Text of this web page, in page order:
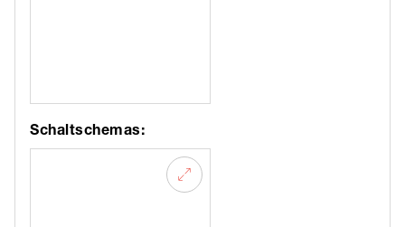
Schaltschemas: